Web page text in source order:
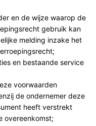
en de wijze waarop de
gebruik kan
melding inzake het
en bestaande service
voorwaarden
de ondernemer deze
heeft verstrekt
overeenkomst;